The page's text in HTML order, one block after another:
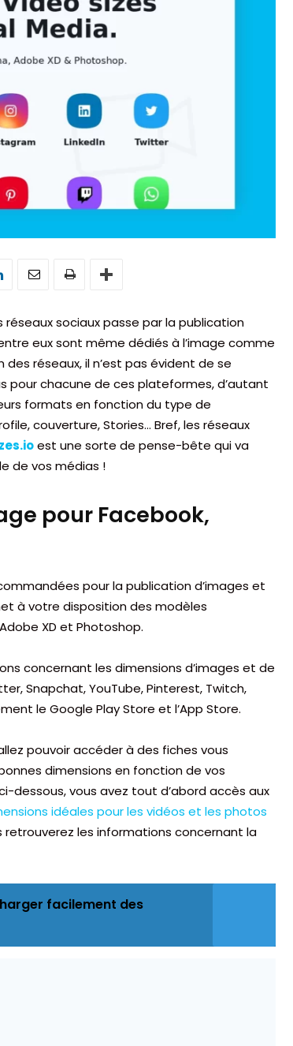
sociaux passe par la publication
eux sont même dédiés à l’image comme
réseaux, il n’est pas évident de se
pour chacune de ces plateformes, d’autant
formats en fonction du type de
couverture, Stories… Bref, les réseaux
est une sorte de pense-bête qui va
de vos médias !
pour Facebook,
pour la publication d’images et
à votre disposition des modèles
XD et Photoshop.
concernant les dimensions d’images et de
Snapchat, YouTube, Pinterest, Twitch,
le Google Play Store et l’App Store.
pouvoir accéder à des fiches vous
dimensions en fonction de vos
dessous, vous avez tout d’abord accès aux
idéales pour les vidéos et les photos
retrouverez les informations concernant la
facilement des